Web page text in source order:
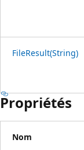
FileResult(String)
Propriétés
Nom